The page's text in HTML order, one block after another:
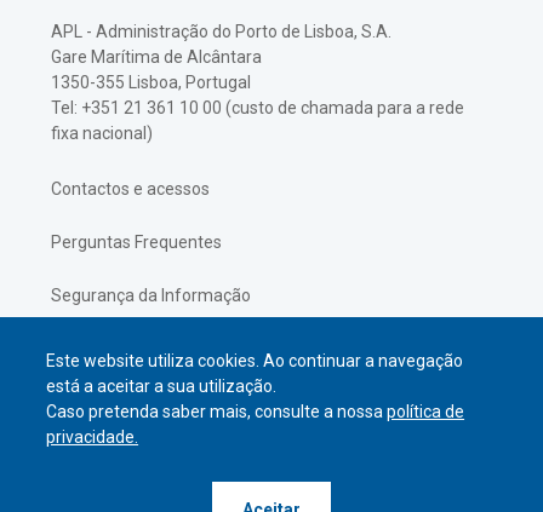
Este website utiliza cookies. Ao continuar a navegação
está a aceitar a sua utilização.
Caso pretenda saber mais, consulte a nossapolítica de
privacidade.
APL - Administração do Porto de Lisboa, S.A.
Gare Marítima de Alcântara
1350-355 Lisboa, Portugal
Tel: +351 21 361 10 00 (custo de chamada para a rede
fixa nacional)
Contactos e acessos
Perguntas Frequentes
Segurança da Informação
Política de Privacidade
© APL Administração do Porto de